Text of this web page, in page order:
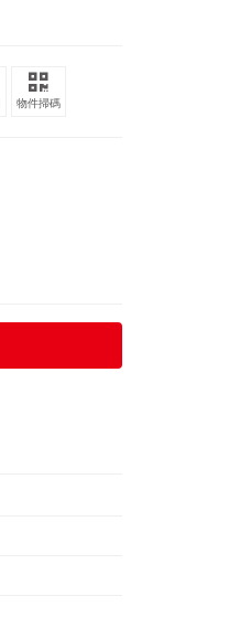
物件掃碼